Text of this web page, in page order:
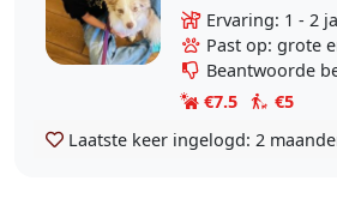
waarschijnlijk de
dierenvriend die
kennen, deze..
Ervaring: 1 - 2
Past op: grote
Beantwoorde
€7.5
€5
Laatste keer ingelogd: 2